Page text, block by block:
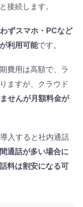
接続します。
ずスマホ・PCなど
利用可能です。
費用は高額で、ラ
ますが、クラウド
せんが月額料金が
入すると社内通話
通話が多い場合に
料は割安になる可